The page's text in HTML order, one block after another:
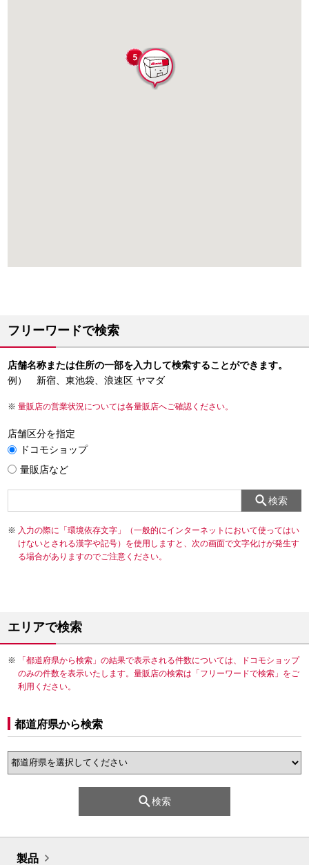
フリーワードで検索
店舗名称または住所の一部を入力して検索することができます。
例） 新宿、東池袋、浪速区 ヤマダ
量販店の営業状況については各量販店へご確認ください。
店舗区分を指定
ドコモショップ
量販店など
検索
入力の際に「環境依存文字」（一般的にインターネットにおいて使ってはい
けないとされる漢字や記号）を使用しますと、次の画面で文字化けが発生す
る場合がありますのでご注意ください。
エリアで検索
「都道府県から検索」の結果で表示される件数については、ドコモショップ
のみの件数を表示いたします。量販店の検索は「フリーワードで検索」をご
利用ください。
都道府県から検索
検索
製品